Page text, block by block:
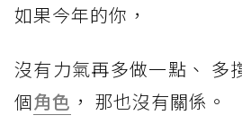
如果今年的你，
沒有力氣再多做一點、 多
個角色 ， 那也沒有關係。